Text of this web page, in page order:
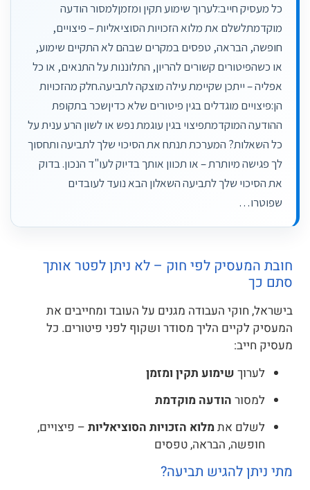
כל מעסיק חייב:לערוך שימוע תקין ומזמןלמסור הודעה
מוקדמתלשלם את מלוא הזכויות הסוציאליות – פיצויים,
חופשה, הבראה, טפסים במקרים שבהם לא התקיים שימוע,
או כשהפיטורים קשורים להריון, התלוננות על התנאים, או כל
אפליה – ייתכן שקיימת עילה מוצקה לתביעה.חלק מהזכויות
הן:פיצויים מוגדלים בגין פיטורים שלא כדיןשכר בתקופת
ההודעה המוקדמתפיצוי בגין עוגמת נפש או לשון הרע ענית על
כל השאלות? המערכת תנתח את הסיכוי שלך לתביעה ותחסוך
לך פגישה מיותרת – או תכוון אותך בדיוק לעו"ד הנכון. בדוק
את הסיכוי שלך לתביעה השאלון הבא נועד לעובדים
שפוטרו…
חובת המעסיק לפי חוק – לא ניתן לפטר אותך
סתם כך
בישראל, חוקי העבודה מגנים על העובד ומחייבים את
המעסיק לקיים הליך מסודר ושקוף לפני פיטורים. כל
מעסיק חייב:
לערוך שימוע תקין ומזמן
למסור הודעה מוקדמת
לשלם אתמלוא הזכויות הסוציאליות – פיצויים,
חופשה, הבראה, טפסים
מתי ניתן להגיש תביעה?